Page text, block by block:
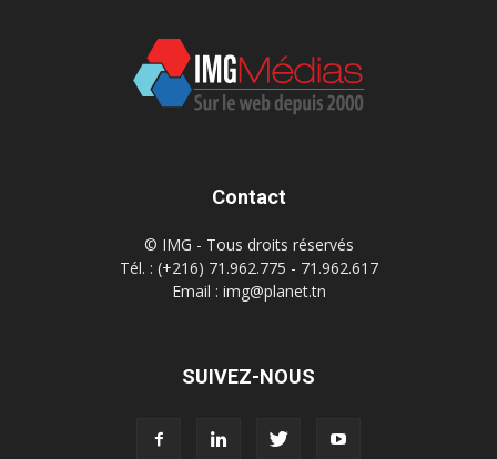
Contact
© IMG - Tous droits réservés
Tél. : (+216) 71.962.775 - 71.962.617
Email : img@planet.tn
SUIVEZ-NOUS